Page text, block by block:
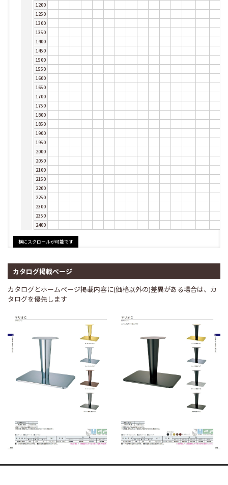
1200
1250
1300
1350
1400
1450
1500
1550
1600
1650
1700
1750
1800
1850
1900
1950
2000
2050
2100
2150
2200
2250
2300
2350
2400
カタログ掲載ページ
カタログとホームページ掲載内容に(価格以外の)差異がある場合は、カ
タログを優先します